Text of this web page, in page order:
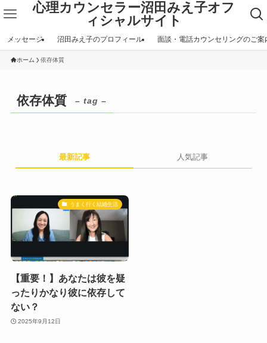
心理カウンセラー沼田みえ子オフ
ィシャルサイト
メッセージ 沼田みえ子のプロフィール 面談・電話カウンセリングのご案
ホーム 依存体質
依存体質 – tag –
最新記事 人気記事
うまく行く結婚生活
【重要！】あなたは彼を疑
ったりかなり彼に依存して
ない？
2025年9月12日